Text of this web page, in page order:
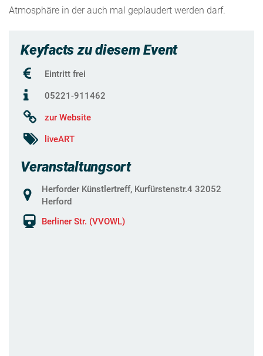
Atmosphäre in der auch mal geplaudert werden darf.
Keyfacts zu diesem Event
Eintritt frei
05221-911462
zur Website
liveART
Veranstaltungsort
Herforder Künstlertreff, Kurfürstenstr.4 32052
Herford
Berliner Str. (VVOWL)